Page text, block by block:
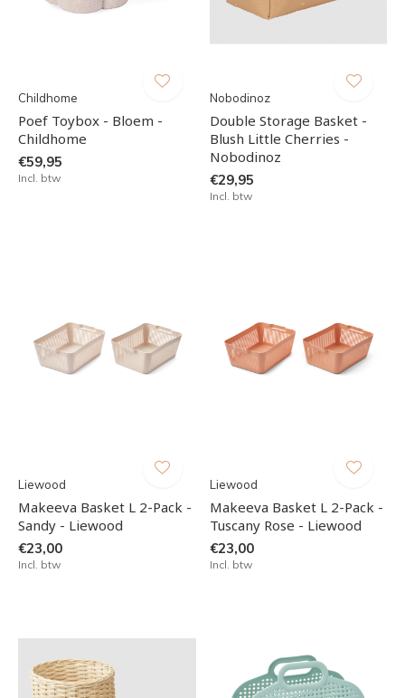
Childhome
Poef Toybox - Bloem -
Childhome
€59,95
Incl. btw
Nobodinoz
Double Storage Basket -
Blush Little Cherries -
Nobodinoz
€29,95
Incl. btw
Liewood
Makeeva Basket L 2-Pack -
Sandy - Liewood
€23,00
Incl. btw
Liewood
Makeeva Basket L 2-Pack -
Tuscany Rose - Liewood
€23,00
Incl. btw